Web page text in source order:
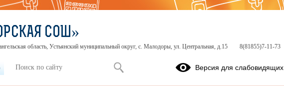
СОШ»
область, Устьянский муниципальный округ, с. Малодоры, ул. Центральная, д.15 8(81855)7-11-73
Версия для слабовидящих